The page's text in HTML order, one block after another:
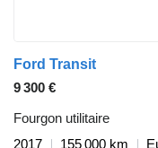
Ford Transit
9 300 €
Fourgon utilitaire
2017
155 000 km